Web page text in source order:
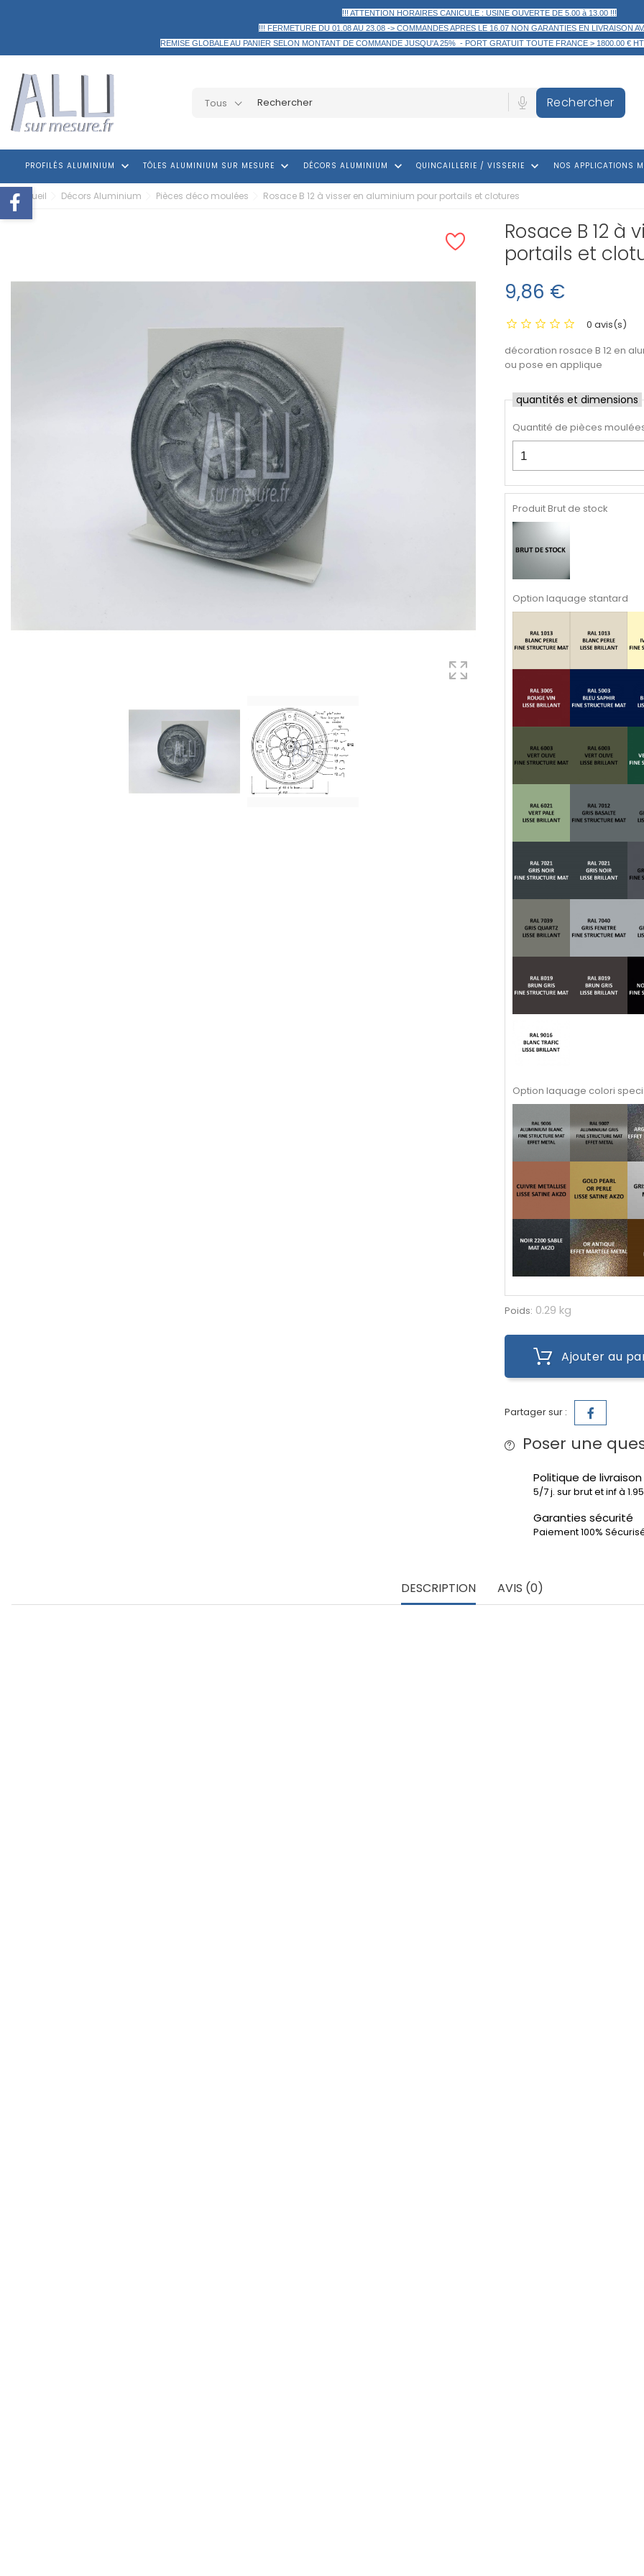
!!! ATTENTION HORAIRES CANICULE : USINE OUVERTE DE 5.00 à 13.00 !!!
!!! FERMETURE DU 01.08 AU 23.08 -> COMMANDES APRES LE 16.07 NON GARANTIES EN LIVRAISON
REMISE GLOBALE AU PANIER SELON MONTANT DE COMMANDE JUSQU'A 25% - PORT GRATUIT TOUTE FRANCE > 1800.00 €
Tous Rechercher
PROFILÉS ALUMINIUM keyboard_arrow_down TÔLES ALUMINIUM SUR MESURE keyboard_arrow_down DÉCORS ALUMINIUM keyboard_arrow_down QUINCAILLERIE / VISSERIE keyboard_arrow_down NOS APPLICATIONS
Accueil Décors Aluminium Pièces déco moulées Rosace B 12 à visser en aluminium pour portails et clotures
Rosace B 12
portails et
9,86 €
0 avis(s)
décoration rosace B 12 en
ou pose en applique
quantités et dimensions
Quantité de pièces
Produit Brut de stock
Option laquage stantard
Option laquage colori
Poids: 0.29 kg
Ajouter au
Partager sur :
Poser une
Politique de livraison
5/7 j. sur brut et inf à
Garanties sécurité
Paiement 100%
DESCRIPTION AVIS (0)